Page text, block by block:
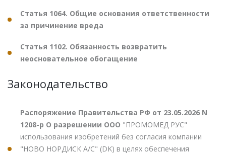
Статья 1064. Общие основания ответственности
за причинение вреда
Статья 1102. Обязанность возвратить
неосновательное обогащение
Законодательство
Распоряжение Правительства РФ от 23.05.2026 N
1208-р О разрешении ООО "ПРОМОМЕД РУС"
использования изобретений без согласия компании
"НОВО НОРДИСК А/С" (DK) в целях обеспечения